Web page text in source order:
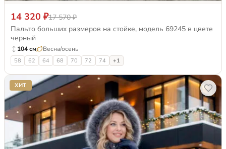
14 320 ₽17 570 ₽
Пальто больших размеров на стойке, модель 69245 в цвете
черный
104 см Весна/осень
58 62 64 68 70 72 74 +1
ХИТ